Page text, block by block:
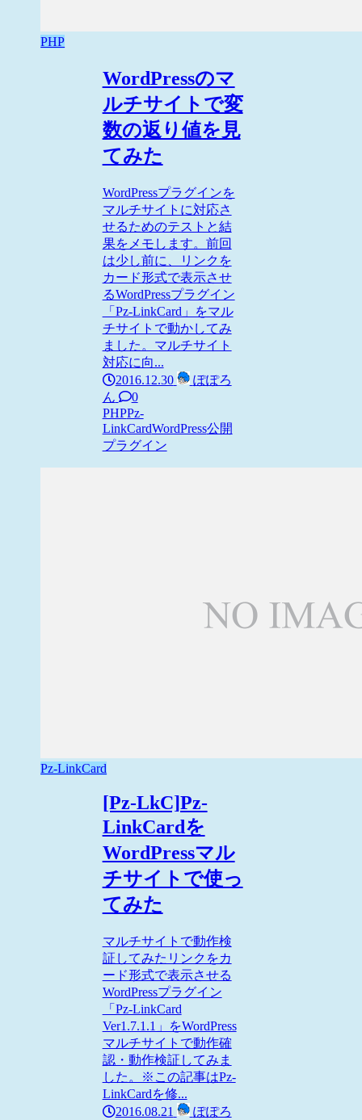
PHP
WordPressのマ
ルチサイトで変
数の返り値を見
てみた
WordPressプラグインを
マルチサイトに対応さ
せるためのテストと結
果をメモします。前回
は少し前に、リンクを
カード形式で表示させ
るWordPressプラグイン
「Pz-LinkCard」をマル
チサイトで動かしてみ
ました。マルチサイト
対応に向...
2016.12.30
ぽぽろ
ん
0
PHPPz-
LinkCardWordPress公開
プラグイン
Pz-LinkCard
[Pz-LkC]Pz-
LinkCardを
WordPressマル
チサイトで使っ
てみた
マルチサイトで動作検
証してみたリンクをカ
ード形式で表示させる
WordPressプラグイン
「Pz-LinkCard
Ver1.7.1.1」をWordPress
マルチサイトで動作確
認・動作検証してみま
した。※この記事はPz-
LinkCardを修...
2016.08.21
ぽぽろ